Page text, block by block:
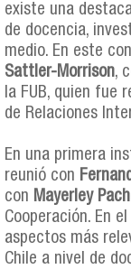
existe una
de docencia,
medio. En este
Sattler-Morrison,
la FUB, quien fue
de Relaciones
En una primera
reunió con
con Mayerley
Cooperación. En
aspectos más
Chile a nivel de